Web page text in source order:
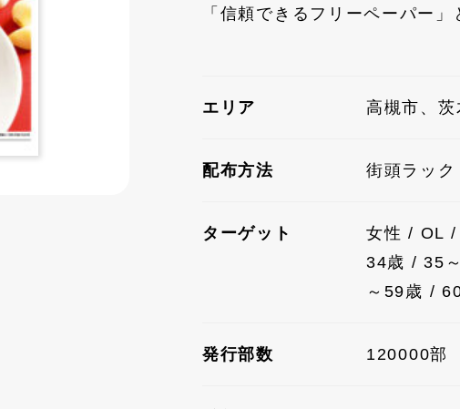
「信頼できるフリーペーパー」
エリア 高槻市、
配布方法 街頭ラック
ターゲット
女性 / OL /
34歳 / 35
～59歳 /
発行部数 120000部